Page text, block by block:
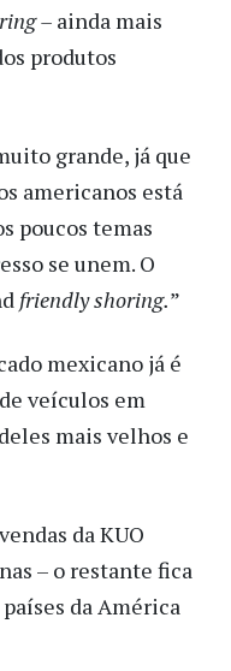
– ainda mais
produtos
grande, já que
americanos está
poucos temas
se unem. O
friendly shoring.”
mexicano já é
veículos em
mais velhos e
da KUO
– o restante fica
da América